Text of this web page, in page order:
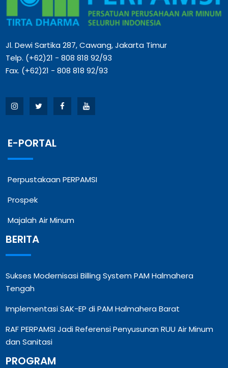
Jl. Dewi Sartika 287, Cawang, Jakarta Timur
Telp. (+62)21 - 808 818 92/93
Fax. (+62)21 - 808 818 92/93
E-PORTAL
Perpustakaan PERPAMSI
Prospek
Majalah Air Minum
BERITA
Sukses Modernisasi Billing System PAM Halmahera
Tengah
Implementasi SAK-EP di PAM Halmahera Barat
RAF PERPAMSI Jadi Referensi Penyusunan RUU Air Minum
dan Sanitasi
PROGRAM